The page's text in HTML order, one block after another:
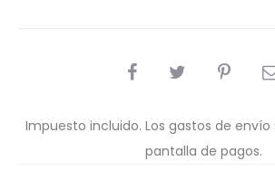
COMPARTIR
Impuesto incluido. Los gastos de
pantalla de pagos.